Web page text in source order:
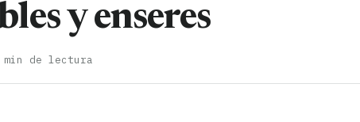
y enseres
min de lectura